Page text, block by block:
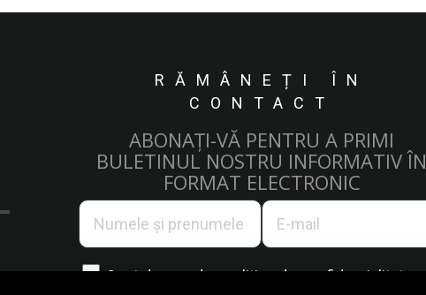
RĂMÂNEȚI ÎN
CONTACT
ABONAȚI-VĂ PENTRU A PRIMI
BULETINUL NOSTRU INFORMATIV ÎN
FORMAT ELECTRONIC
Sunt de acord cupolitica de confidențialitate.